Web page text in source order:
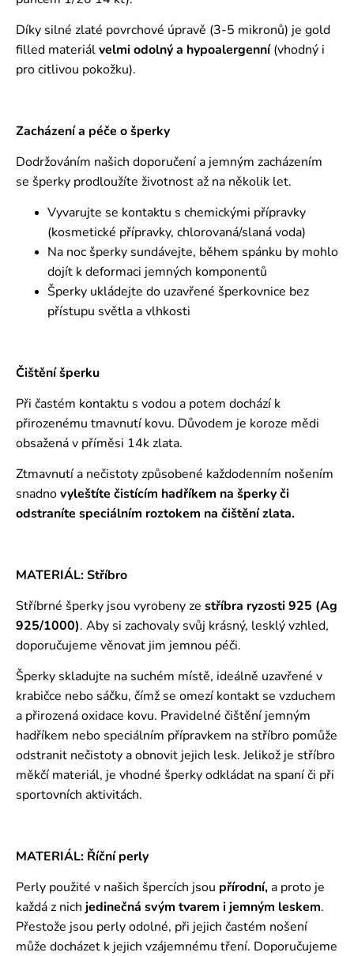
Díky silné zlaté povrchové úpravě (3-5 mikronů) je gold
filled materiálvelmi odolný a hypoalergenní(vhodný i
pro citlivou pokožku).
Zacházení a péče o šperky
Dodržováním našich doporučení a jemným zacházením
se šperky prodloužíte životnost až na několik let.
Vyvarujte se kontaktu s chemickými přípravky
(kosmetické přípravky, chlorovaná/slaná voda)
Na noc šperky sundávejte, během spánku by mohlo
dojít k deformaci jemných komponentů
Šperky ukládejte do uzavřené šperkovnice bez
přístupu světla a vlhkosti
Čištění šperku
Při častém kontaktu s vodou a potem dochází k
přirozenému tmavnutí kovu. Důvodem je koroze mědi
obsažená v příměsi 14k zlata.
Ztmavnutí a nečistoty způsobené každodenním nošením
snadnovyleštíte čistícím hadříkem na šperky či
odstraníte speciálním roztokem na čištění zlata.
MATERIÁL: Stříbro
Stříbrné šperky jsou vyrobeny ze stříbra ryzosti 925 (Ag
925/1000). Aby si zachovaly svůj krásný, lesklý vzhled,
doporučujeme věnovat jim jemnou péči.
Šperky skladujte na suchém místě, ideálně uzavřené v
krabičce nebo sáčku, čímž se omezí kontakt se vzduchem
a přirozená oxidace kovu. Pravidelné čištění jemným
hadříkem nebo speciálním přípravkem na stříbro pomůže
odstranit nečistoty a obnovit jejich lesk. Jelikož je stříbro
měkčí materiál, je vhodné šperky odkládat na spaní či při
sportovních aktivitách.
MATERIÁL: Říční perly
Perly použité v našich špercích jsou přírodní,a proto je
každá z nich jedinečná svým tvarem i jemným leskem.
Přestože jsou perly odolné, při jejich častém nošení
může docházet k jejich vzájemnému tření. Doporučujeme